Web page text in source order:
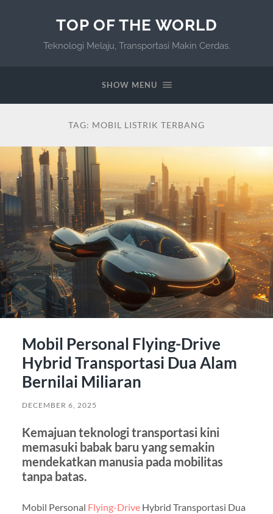
TOP OF THE WORLD
Teknologi Melaju, Transportasi Makin Cerdas.
SHOW MENU
TAG: MOBIL LISTRIK TERBANG
Mobil Personal Flying-Drive
Hybrid Transportasi Dua Alam
Bernilai Miliaran
DECEMBER 6, 2025
Kemajuan teknologi transportasi kini
memasuki babak baru yang semakin
mendekatkan manusia pada mobilitas
tanpa batas.
Mobil Personal Flying-DriveHybrid Transportasi Dua